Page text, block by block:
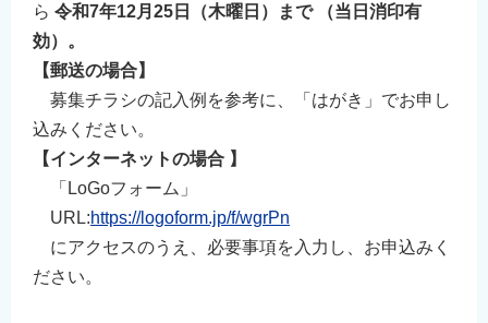
ら 令和7年12月25日（木曜日）まで
（当日消印有
効）。
【郵送の場合】
募集チラシの記入例を参考に、「はがき」でお申し
込みください。
【インターネットの場合 】
「LoGoフォーム」
URL:https://logoform.jp/f/wgrPn
にアクセスのうえ、必要事項を入力し、お申込みく
ださい。